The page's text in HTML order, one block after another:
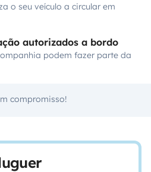
o seu veículo a circular em
autorizados a bordo
podem fazer parte da
compromisso!